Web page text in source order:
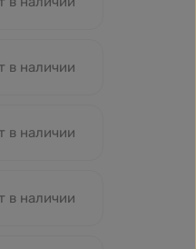
в наличии
в наличии
в наличии